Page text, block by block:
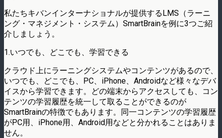
私たちキバンインターナショナルが提供するLMS（ラーニ
ング・マネジメント・システム）SmartBrainを例に3つご紹
介しましょう。
1.いつでも、どこでも、学習できる
クラウド上にラーニングシステムやコンテンツがあるので、
いつでも、どこでも、PC、iPhone、Androidなど様々なデバ
イスから学習できます。どの端末からアクセスしても、コン
テンツの学習履歴を統一して取ることができるのが
SmartBrainの特徴でもあります。同一コンテンツの学習履歴
がPC用、iPhone用、Android用などと分かれることはありま
せん。